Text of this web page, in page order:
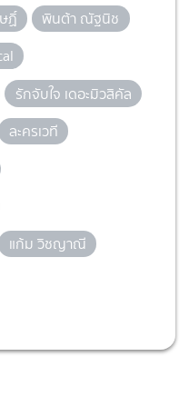
ฏิ์
พินต้า ณัฐนิช
รักจับใจ เดอะมิวสิคัล
ละครเวที
แก้ม วิชญาณี